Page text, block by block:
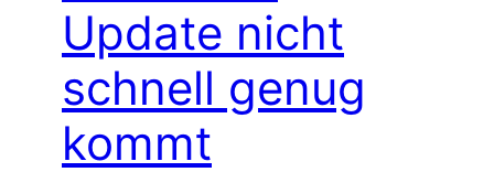
Update nicht
schnell genug
kommt